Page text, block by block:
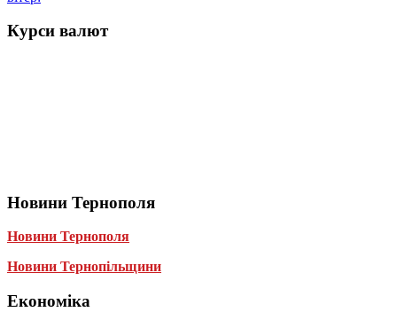
Курси валют
Новини Тернополя
Новини Тернополя
Новини Тернопільщини
Економіка